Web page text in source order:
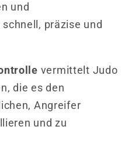
und
präzise und
vermittelt Judo
die es den
Angreifer
und zu